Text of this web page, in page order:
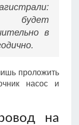
в
проложить
насос и
на